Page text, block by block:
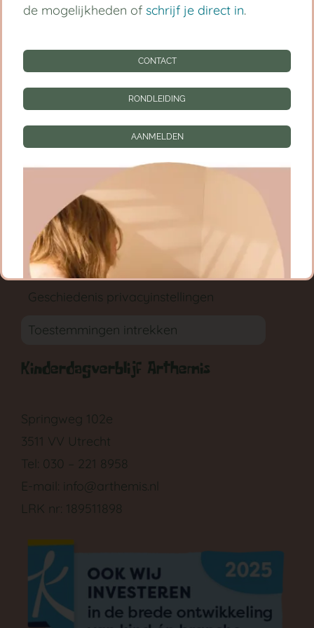
Babygroep
Tarieven
Informatie
Privacy instellingen
Privacyinstellingen wijzigen
Geschiedenis privacyinstellingen
Toestemmingen intrekken
Kinderdagverblijf Arthemis
Springweg 102e
3511 VV Utrecht
Tel: 030 – 221 8958
E-mail: info@arthemis.nl
LRK nr: 189511898
de mogelijkheden of schrijf je direct in.
CONTACT
RONDLEIDING
AANMELDEN